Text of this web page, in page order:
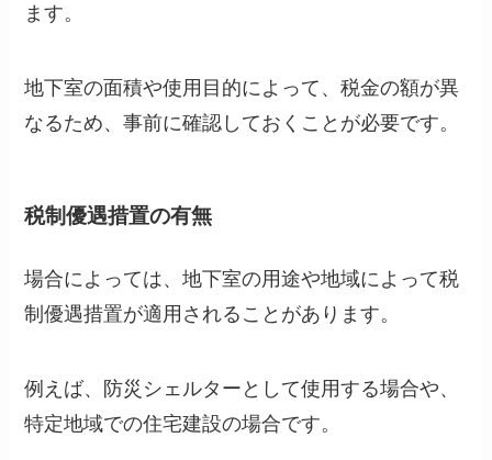
ます。
地下室の面積や使用目的によって、税金の額が異
なるため、事前に確認しておくことが必要です。
税制優遇措置の有無
場合によっては、地下室の用途や地域によって税
制優遇措置が適用されることがあります。
例えば、防災シェルターとして使用する場合や、
特定地域での住宅建設の場合です。